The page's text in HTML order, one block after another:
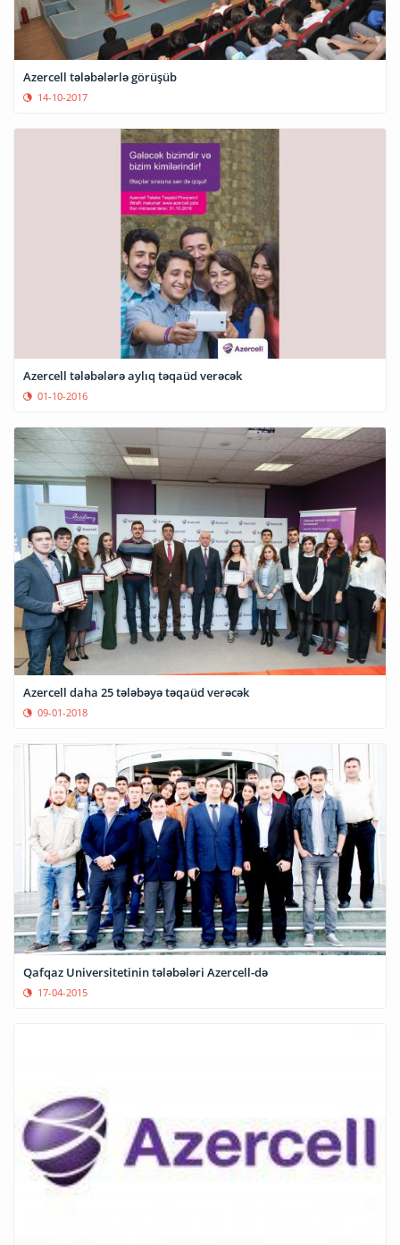
Azercell tələbələrlə görüşüb
14-10-2017
Azercell tələbələrə aylıq təqaüd verəcək
01-10-2016
Azercell daha 25 tələbəyə təqaüd verəcək
09-01-2018
Qafqaz Universitetinin tələbələri Azercell-də
17-04-2015